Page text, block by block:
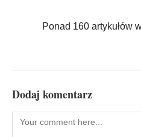
Ponad 160 artykułów
Dodaj komentarz